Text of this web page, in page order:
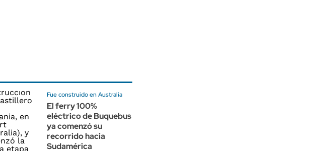
Fue construido en Australia
El ferry 100%
eléctrico de Buquebus
ya comenzó su
recorrido hacia
Sudamérica